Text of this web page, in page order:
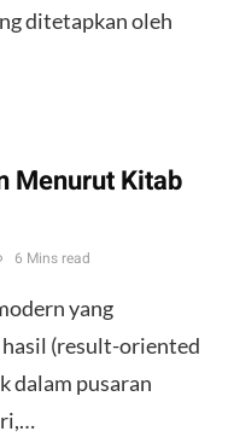
ditetapkan oleh
Menurut Kitab
6 Mins read
yang
(result-oriented
dalam pusaran